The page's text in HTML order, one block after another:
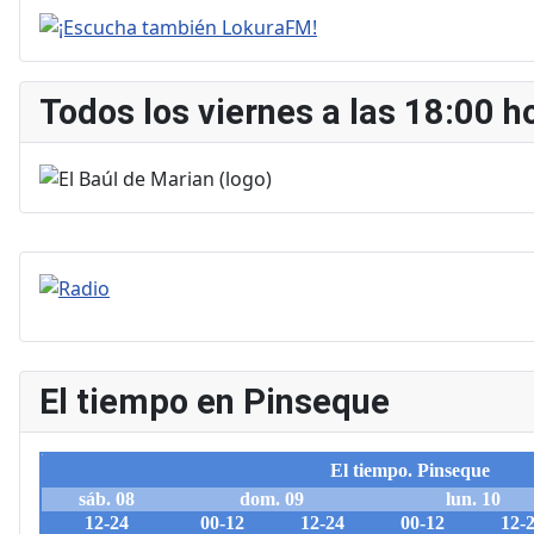
Todos los viernes a las 18:00
El tiempo en Pinseque